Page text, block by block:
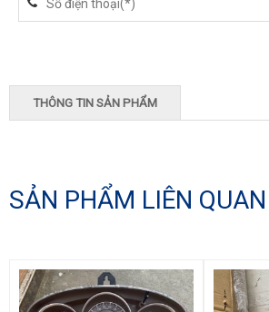
THÔNG TIN SẢN PHẨM
SẢN PHẨM LIÊN QUAN